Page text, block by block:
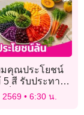
มคุณประโยชน์
5 สี รับประทาน
ข็งแรง
2569 6:30 น.